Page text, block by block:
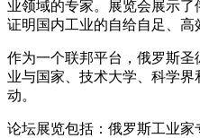
业领域的专家。展览会展示了
证明国内工业的自给自足、高
作为一个联邦平台，俄罗斯
业与国家、技术大学、科学
动。
论坛展览包括：俄罗斯工业家